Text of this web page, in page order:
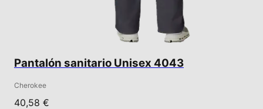
Pantalón sanitario Unisex 4043
Cherokee
40,58 €